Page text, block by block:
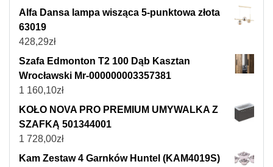
Alfa Dansa lampa wisząca 5-punktowa złota
63019
428,29zł
Szafa Edmonton T2 100 Dąb Kasztan
Wrocławski Mr-000000003357381
1 160,10zł
KOŁO NOVA PRO PREMIUM UMYWALKA Z
SZAFKĄ 501344001
1 728,00zł
Kam Zestaw 4 Garnków Huntel (KAM4019S)